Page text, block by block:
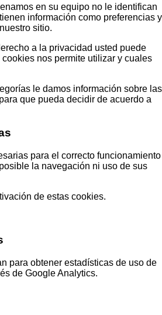
en su equipo no le identifican
información como preferencias y
sitio.
a la privacidad usted puede
nos permite utilizar y cuales
le damos información sobre las
que pueda decidir de acuerdo a
para el correcto funcionamiento
la navegación ni uso de sus
de estas cookies.
para obtener estadísticas de uso de
de Google Analytics.